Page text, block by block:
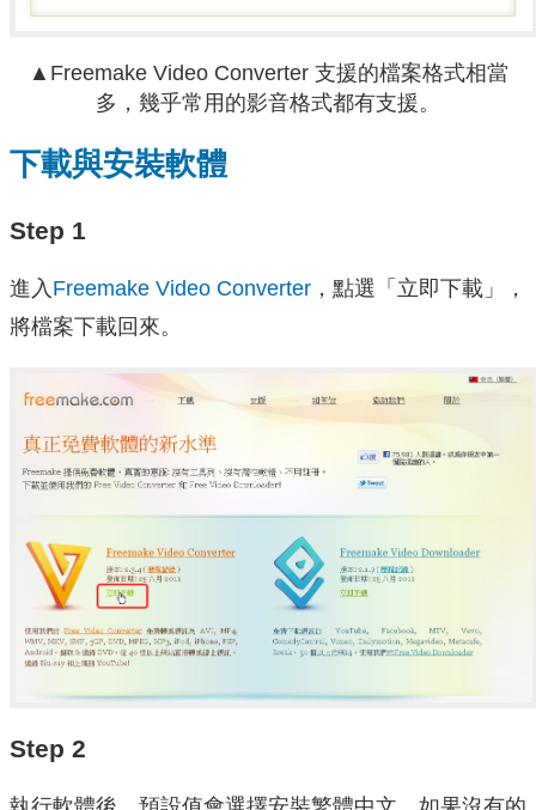
▲Freemake Video Converter 支援的檔案格式相當
多，幾乎常用的影音格式都有支援。
下載與安裝軟體
Step 1
進入 Freemake Video Converter ，點選「立即下載」，
將檔案下載回來。
Step 2